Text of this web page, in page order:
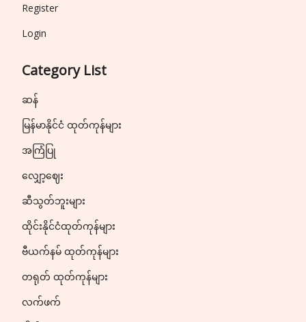
Register
Login
Category List
ဆန်
မြန်မာနိုင်ငံ ထုတ်ကုန်များ
အကြံပြု
လျှော့ဈေး
ဆီသွတ်ဘူးများ
ထိုင်းနိုင်ငံထုတ်ကုန်များ
ဗီယက်နမ် ထုတ်ကုန်များ
တရုတ် ထုတ်ကုန်များ
လက်ဖက်